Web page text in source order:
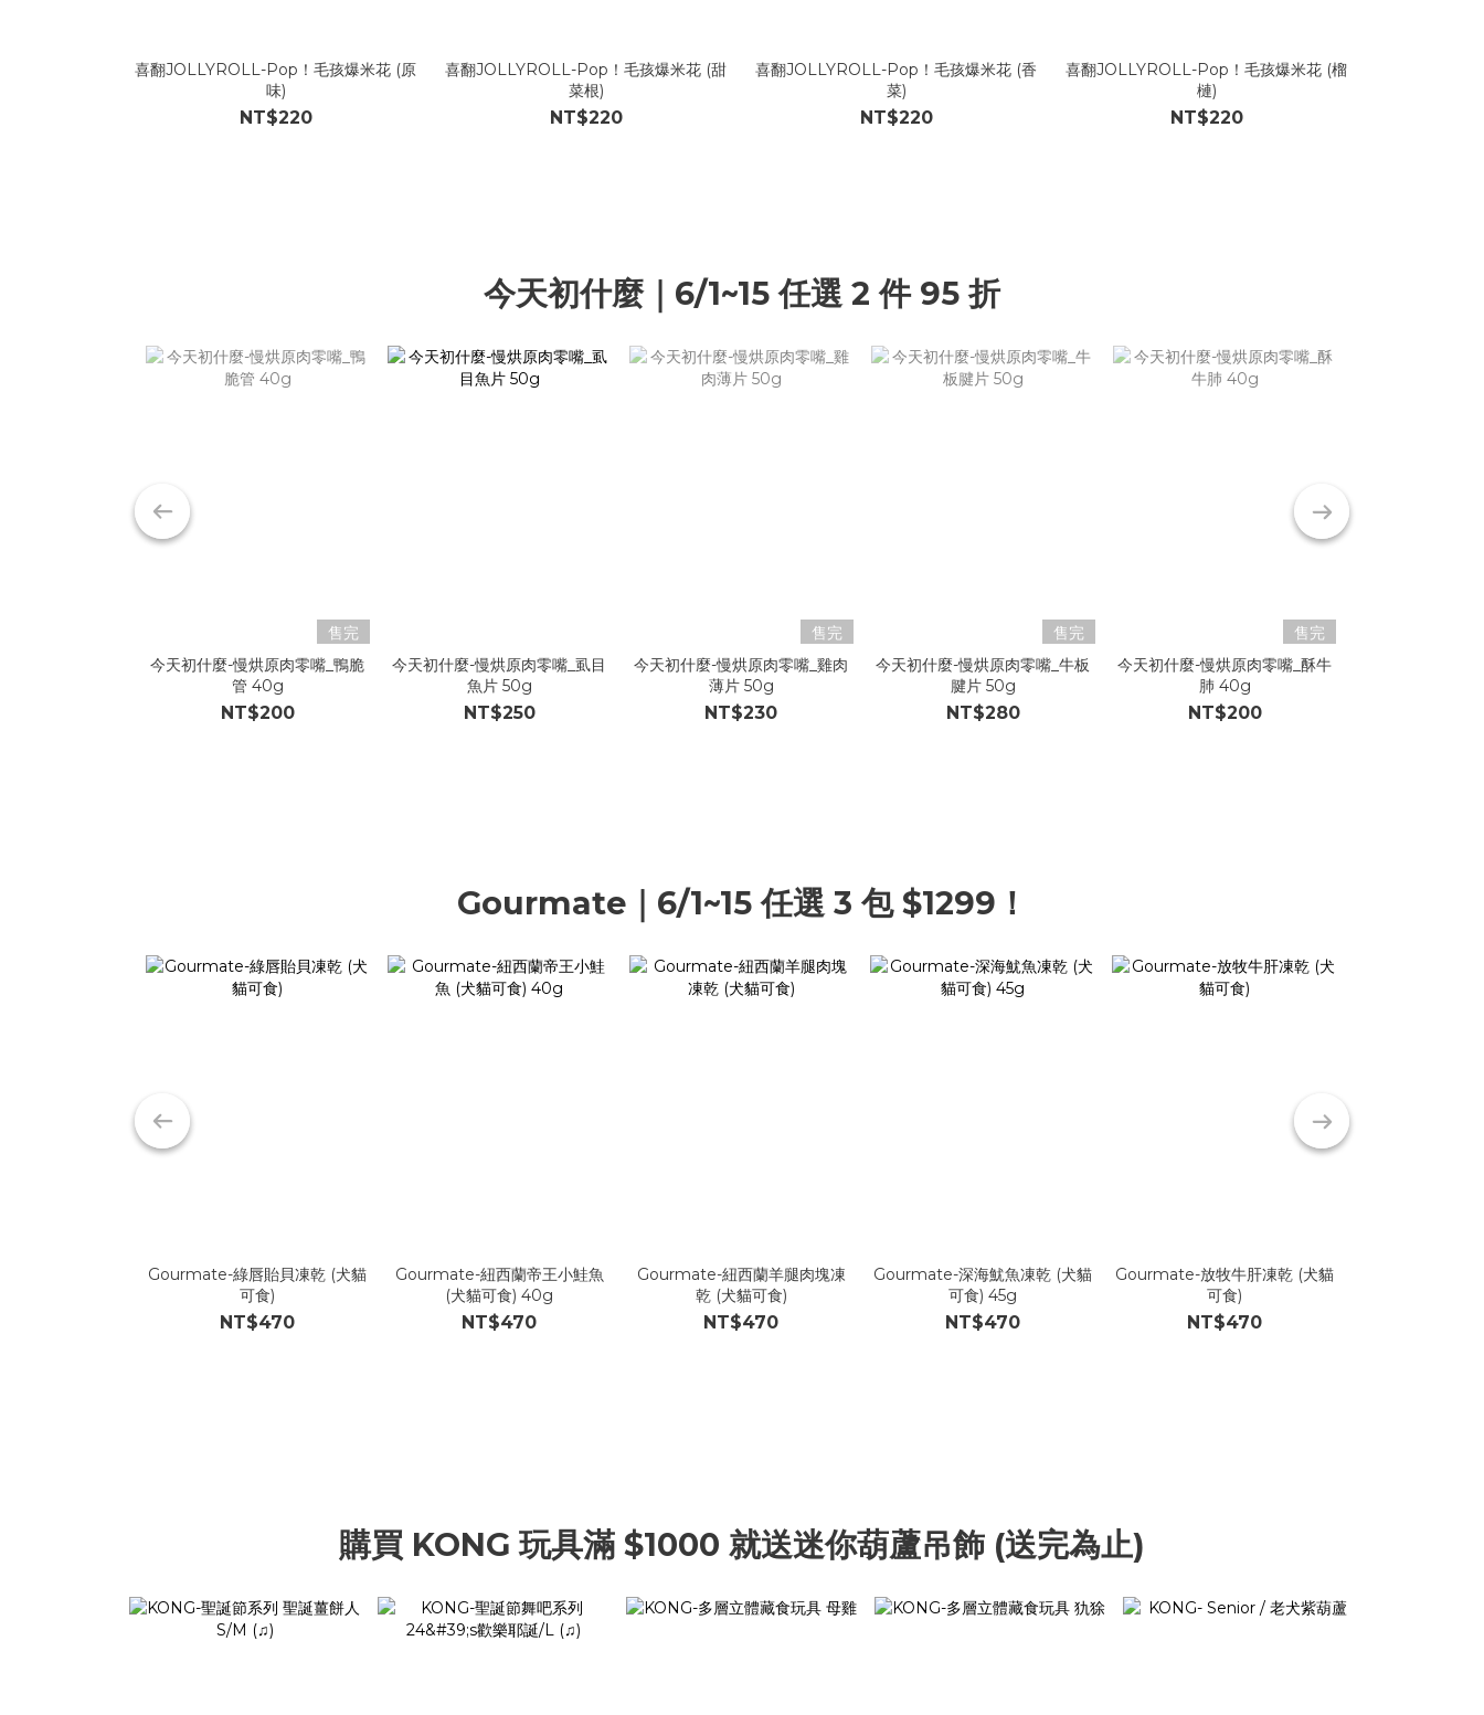
喜翻JOLLYROLL-Pop！毛孩爆米花 (原
味)
NT$220
喜翻JOLLYROLL-Pop！毛孩爆米花 (甜
菜根)
NT$220
喜翻JOLLYROLL-Pop！毛孩爆米花 (香
菜)
NT$220
喜翻JOLLYROLL-Pop！毛孩爆米花 (榴
槤)
NT$220
今天初什麼｜6/1~15 任選 2 件 95 折
售完
今天初什麼-慢烘原肉零嘴_鴨脆
管 40g
NT$200
今天初什麼-慢烘原肉零嘴_虱目
魚片 50g
NT$250
售完
今天初什麼-慢烘原肉零嘴_雞肉
薄片 50g
NT$230
售完
今天初什麼-慢烘原肉零嘴_牛板
腱片 50g
NT$280
售完
今天初什麼-慢烘原肉零嘴_酥牛
肺 40g
NT$200
Gourmate｜6/1~15 任選 3 包 $1299！
Gourmate-綠唇貽貝凍乾 (犬貓
可食)
NT$470
Gourmate-紐西蘭帝王小鮭魚
(犬貓可食) 40g
NT$470
Gourmate-紐西蘭羊腿肉塊凍
乾 (犬貓可食)
NT$470
Gourmate-深海魷魚凍乾 (犬貓
可食) 45g
NT$470
Gourmate-放牧牛肝凍乾 (犬貓
可食)
NT$470
購買 KONG 玩具滿 $1000 就送迷你葫蘆吊飾 (送完為止)